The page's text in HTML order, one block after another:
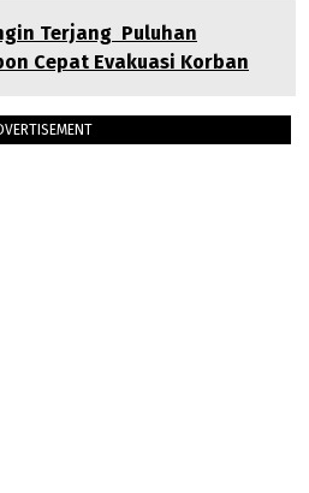
Terjang Puluhan
Cepat Evakuasi Korban